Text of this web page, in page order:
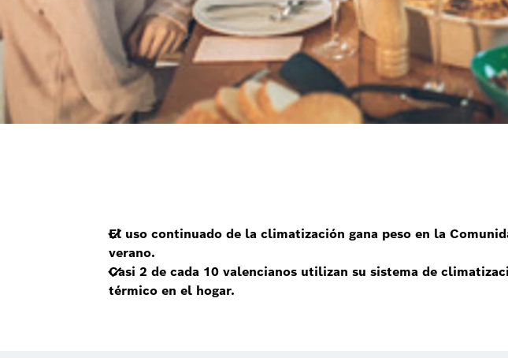
El uso continuado de la climatización gana peso en la
verano.
Casi 2 de cada 10 valencianos utilizan su sistema de
térmico en el hogar.